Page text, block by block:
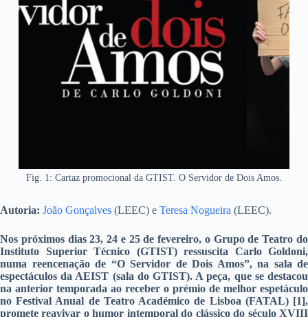
Fig. 1: Cartaz promocional da GTIST. O Servidor de Dois Amos.
Autoria: João Gonçalves (LEEC) e Teresa Nogueira (LEEC).
Nos próximos dias 23, 24 e 25 de fevereiro, o Grupo de Teatro do
Instituto Superior Técnico (GTIST) ressuscita Carlo Goldoni,
numa reencenação de “O Servidor de Dois Amos”, na sala de
espectáculos da AEIST (sala do GTIST). A peça, que se destacou
na anterior temporada ao receber o prémio de melhor espetáculo
no Festival Anual de Teatro Académico de Lisboa (FATAL) [1],
promete reavivar o humor intemporal do clássico do século XVIII